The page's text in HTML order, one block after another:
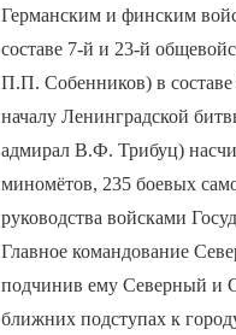
Германским и финским
составе 7-й и 23-й
П.П. Собенников) в
началу Ленинградской
адмирал В.Ф. Трибуц)
миномётов, 235 боевых
руководства войсками
Главное командование
подчинив ему Северный и
ближних подступах к